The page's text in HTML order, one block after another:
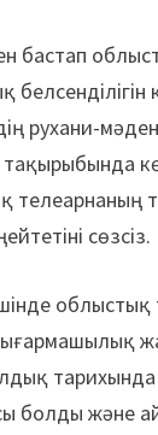
бастап
рухани-
сөзсіз.
тарихында
болды және